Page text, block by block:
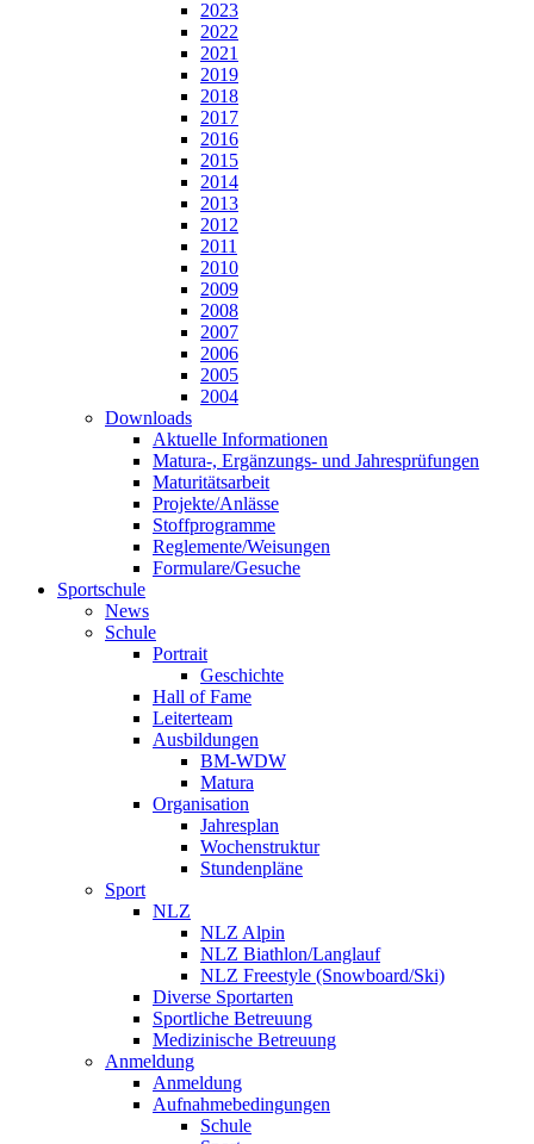
2023
2022
2021
2019
2018
2017
2016
2015
2014
2013
2012
2011
2010
2009
2008
2007
2006
2005
2004
Downloads
Aktuelle Informationen
Matura-, Ergänzungs- und Jahresprüfungen
Maturitätsarbeit
Projekte/Anlässe
Stoffprogramme
Reglemente/Weisungen
Formulare/Gesuche
Sportschule
News
Schule
Portrait
Geschichte
Hall of Fame
Leiterteam
Ausbildungen
BM-WDW
Matura
Organisation
Jahresplan
Wochenstruktur
Stundenpläne
Sport
NLZ
NLZ Alpin
NLZ Biathlon/Langlauf
NLZ Freestyle (Snowboard/Ski)
Diverse Sportarten
Sportliche Betreuung
Medizinische Betreuung
Anmeldung
Anmeldung
Aufnahmebedingungen
Schule